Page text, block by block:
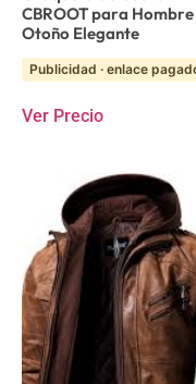
CBROOT para Hombre
Otoño Elegante
Publicidad · enlace
Ver Precio